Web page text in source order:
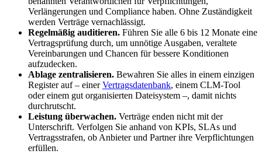
Verlängerungen und Compliance haben. Ohne Zuständigkeit
werden Verträge vernachlässigt.
Regelmäßig auditieren. Führen Sie alle 6 bis 12 Monate eine
Vertragsprüfung durch, um unnötige Ausgaben, veraltete
Vereinbarungen und Chancen für bessere Konditionen
aufzudecken.
Ablage zentralisieren. Bewahren Sie alles in einem einzigen
Register auf – einerVertragsdatenbank, einem CLM-Tool
oder einem gut organisierten Dateisystem –, damit nichts
durchrutscht.
Leistung überwachen. Verträge enden nicht mit der
Unterschrift. Verfolgen Sie anhand von KPIs, SLAs und
Vertragsstrafen, ob Anbieter und Partner ihre Verpflichtungen
erfüllen.